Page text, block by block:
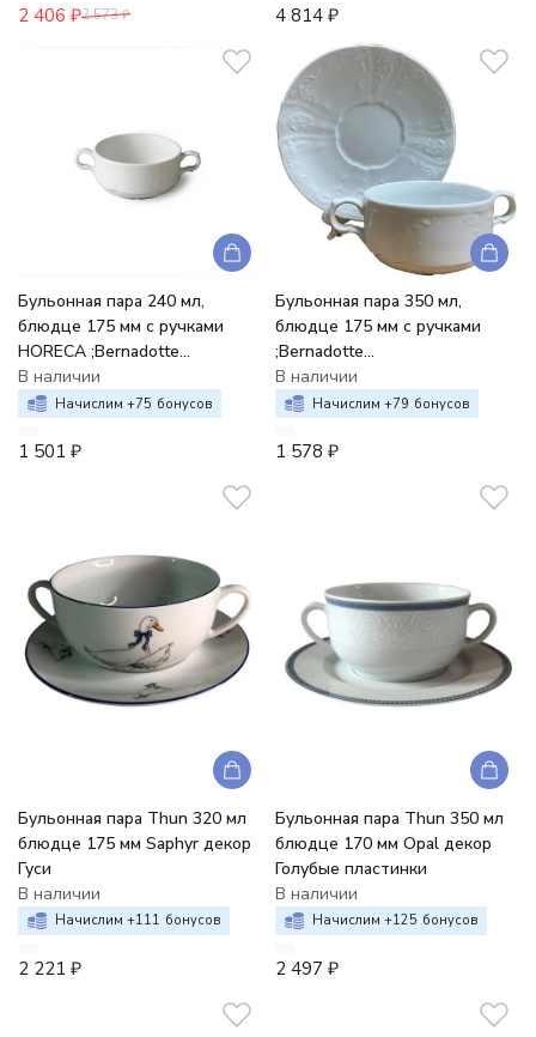
2 406 ₽2 573 ₽ 4 814 ₽
Бульонная пара 240 мл,
блюдце 175 мм с ручками
HORECA ;Bernadotte
недекорированный
В наличии
Начислим +75 бонусов
1 501 ₽
Бульонная пара 350 мл,
блюдце 175 мм с ручками
;Bernadotte
недекорированный
В наличии
Начислим +79 бонусов
1 578 ₽
Бульонная пара Thun 320 мл
блюдце 175 мм Saphyr декор
Гуси
В наличии
Начислим +111 бонусов
2 221 ₽
Бульонная пара Thun 350 мл
блюдце 170 мм Opal декор
Голубые пластинки
В наличии
Начислим +125 бонусов
2 497 ₽